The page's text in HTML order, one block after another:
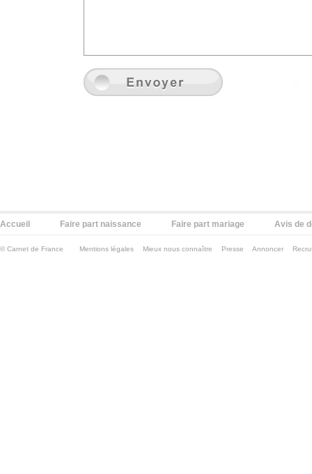
Accueil Faire part naissance Faire part mariage Avis de
© Carnet de France Mentions légales Mieux nous connaître Presse Annoncer